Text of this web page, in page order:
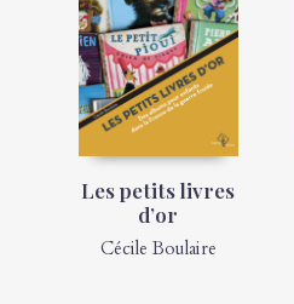
Les petits livres
d’or
Cécile Boulaire